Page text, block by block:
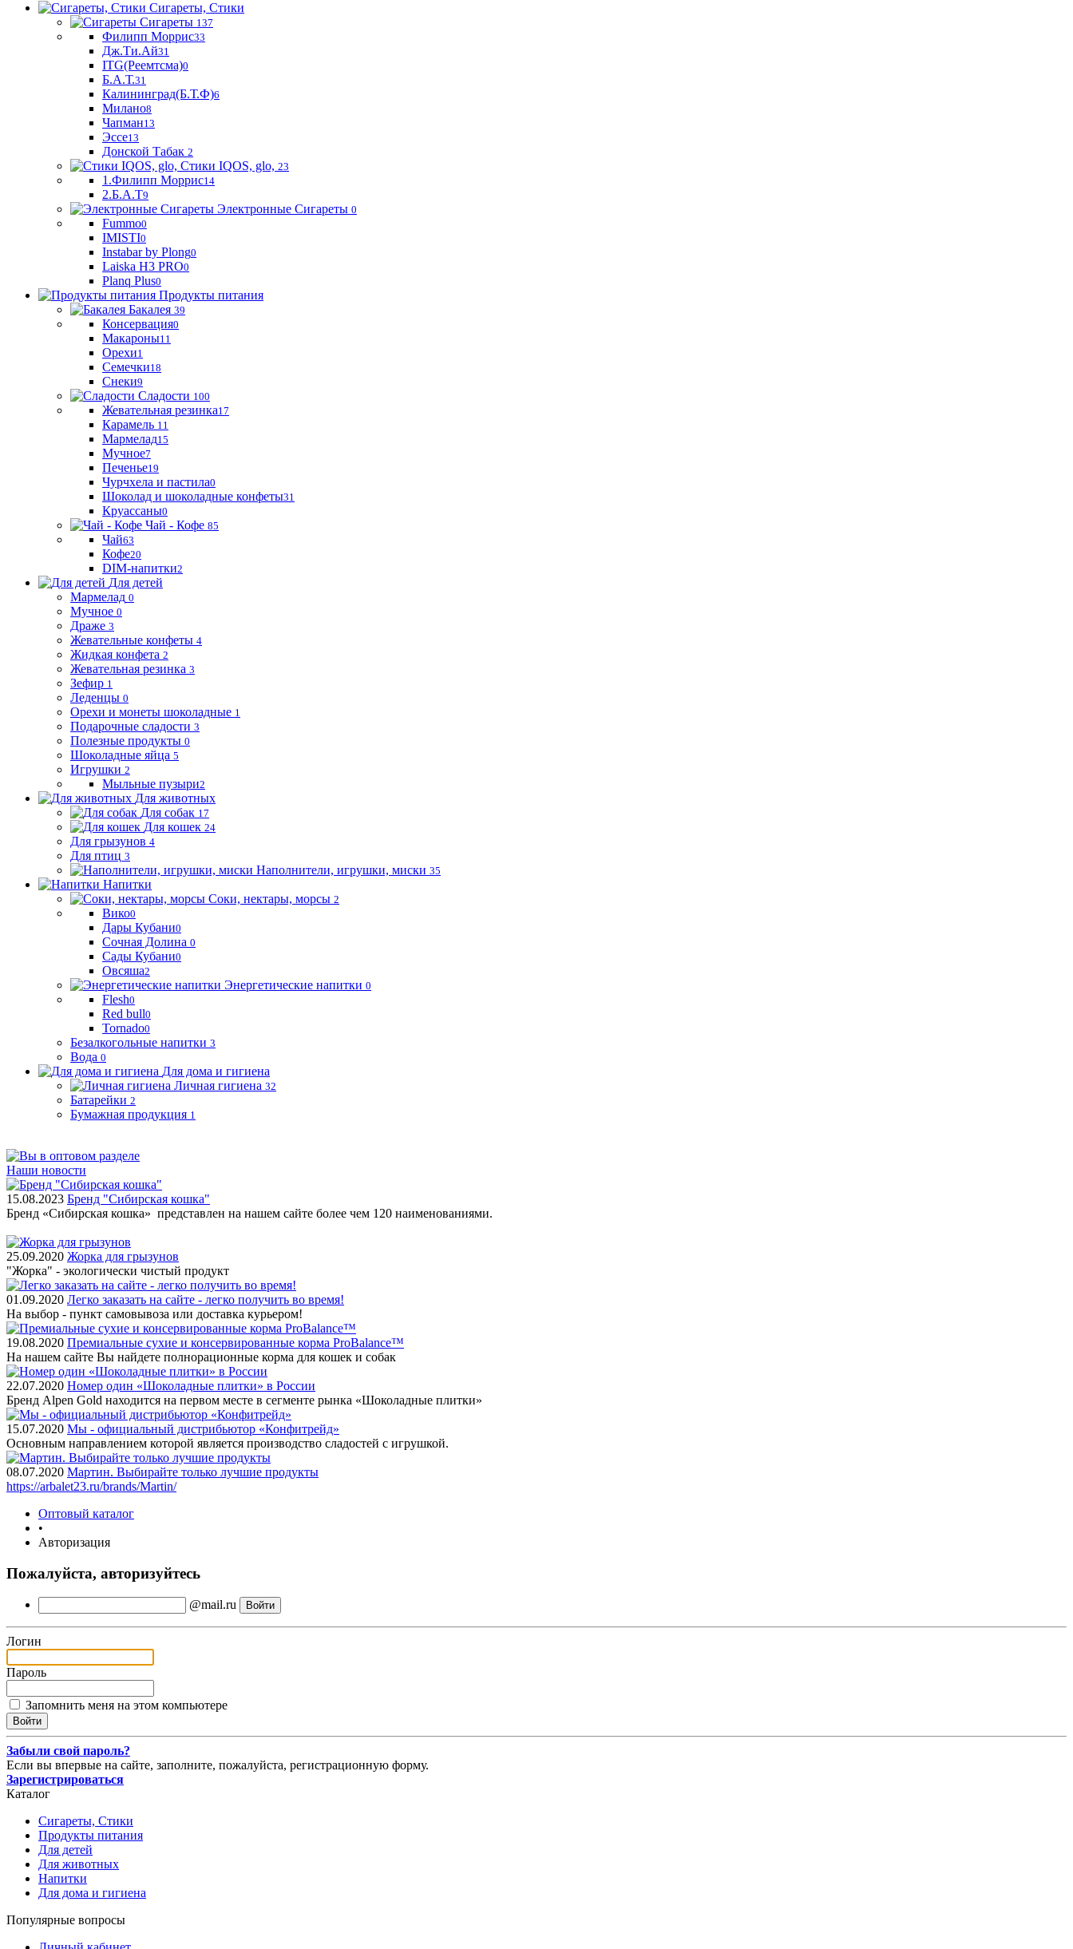
Сигареты, Стики
Сигареты 137
Филипп Моррис33
Дж.Ти.Ай31
ITG(Реемтсма)0
Б.А.Т.31
Калининград(Б.Т.Ф)6
Милано8
Чапман13
Эссе13
Донской Табак 2
Стики IQOS, glo, 23
1.Филипп Моррис14
2.Б.А.Т9
Электронные Сигареты 0
Fummo0
IMISTI0
Instabar by Plong0
Laiska H3 PRO0
Planq Plus0
Продукты питания
Бакалея 39
Консервация0
Макароны11
Орехи1
Семечки18
Снеки9
Сладости 100
Жевательная резинка17
Карамель 11
Мармелад15
Мучное7
Печенье19
Чурчхела и пастила0
Шоколад и шоколадные конфеты31
Круассаны0
Чай - Кофе 85
Чай63
Кофе20
DIM-напитки2
Для детей
Мармелад 0
Мучное 0
Драже 3
Жевательные конфеты 4
Жидкая конфета 2
Жевательная резинка 3
Зефир 1
Леденцы 0
Орехи и монеты шоколадные 1
Подарочные сладости 3
Полезные продукты 0
Шоколадные яйца 5
Игрушки 2
Мыльные пузыри2
Для животных
Для собак 17
Для кошек 24
Для грызунов 4
Для птиц 3
Наполнители, игрушки, миски 35
Напитки
Соки, нектары, морсы 2
Вико0
Дары Кубани0
Сочная Долина 0
Сады Кубани0
Овсяша2
Энергетические напитки 0
Flesh0
Red bull0
Tornado0
Безалкогольные напитки 3
Вода 0
Для дома и гигиена
Личная гигиена 32
Батарейки 2
Бумажная продукция 1
Наши новости
15.08.2023 Бренд "Сибирская кошка"
Бренд «Сибирская кошка» представлен на нашем сайте более чем 120 наименованиями.
25.09.2020 Жорка для грызунов
"Жорка" - экологически чистый продукт
01.09.2020 Легко заказать на сайте - легко получить во время!
На выбор - пункт самовывоза или доставка курьером!
19.08.2020 Премиальные сухие и консервированные корма ProBalance™
На нашем сайте Вы найдете полнорационные корма для кошек и собак
22.07.2020 Номер один «Шоколадные плитки» в России
Бренд Alpen Gold находится на первом месте в сегменте рынка «Шоколадные плитки»
15.07.2020 Мы - официальный дистрибьютор «Конфитрейд»
Основным направлением которой является производство сладостей с игрушкой.
08.07.2020 Мартин. Выбирайте только лучшие продукты
https://arbalet23.ru/brands/Martin/
Оптовый каталог
•
Авторизация
Пожалуйста, авторизуйтесь
@mail.ru
Логин
Пароль
Запомнить меня на этом компьютере
Забыли свой пароль?
Если вы впервые на сайте, заполните, пожалуйста, регистрационную форму.
Зарегистрироваться
Каталог
Сигареты, Стики
Продукты питания
Для детей
Для животных
Напитки
Для дома и гигиена
Популярные вопросы